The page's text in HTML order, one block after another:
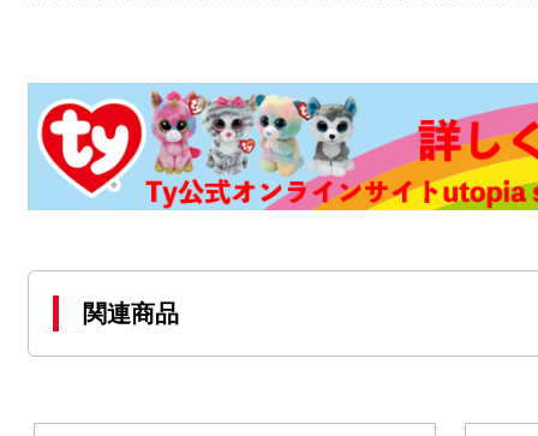
関連商品